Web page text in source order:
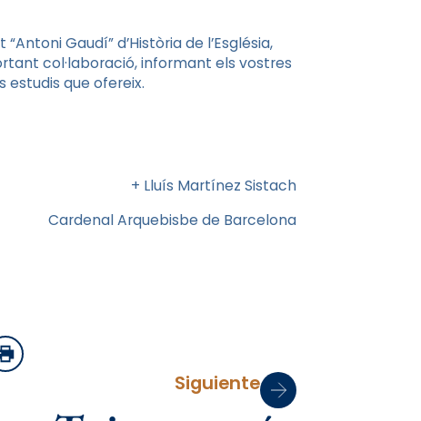
Gaudí” d’Història de l’Església,
col·laboració, informant els vostres
estudis que ofereix.
+ Lluís Martínez Sistach
Cardenal Arquebisbe de Barcelona
Imprimir
Siguiente